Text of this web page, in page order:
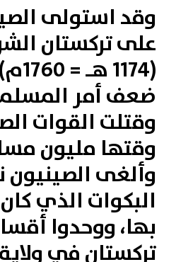
وقد استولى
على تركستان
ضعف أمر
وقتلت القوات
وقتها مليون
وألغى الصينيون
البكوات الذي
بها، ووحدوا
تركستان في